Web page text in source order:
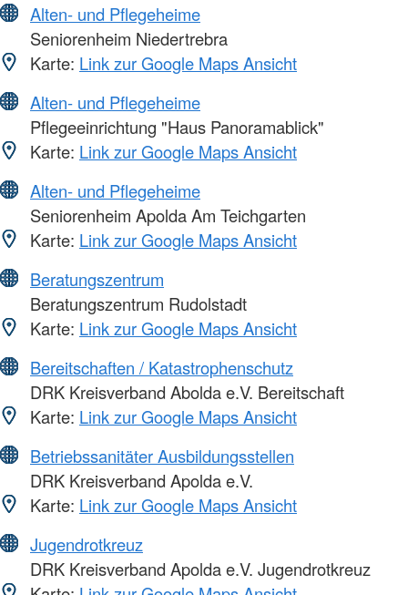
Alten- und Pflegeheime
Seniorenheim Niedertrebra
Karte: Link zur Google Maps Ansicht
Alten- und Pflegeheime
Pflegeeinrichtung "Haus Panoramablick"
Karte: Link zur Google Maps Ansicht
Alten- und Pflegeheime
Seniorenheim Apolda Am Teichgarten
Karte: Link zur Google Maps Ansicht
Beratungszentrum
Beratungszentrum Rudolstadt
Karte: Link zur Google Maps Ansicht
Bereitschaften / Katastrophenschutz
DRK Kreisverband Abolda e.V. Bereitschaft
Karte: Link zur Google Maps Ansicht
Betriebssanitäter Ausbildungsstellen
DRK Kreisverband Apolda e.V.
Karte: Link zur Google Maps Ansicht
Jugendrotkreuz
DRK Kreisverband Apolda e.V. Jugendrotkreuz